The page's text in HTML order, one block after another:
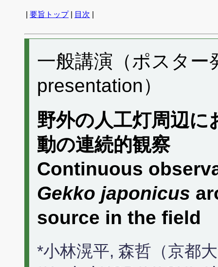
要旨トップ| 目次
一般講演（ポスタ
presentation）
野外の人工灯周辺
動の連続的観察
Continuous
Gekko japonicus
source in the field
*小林滉平, 森哲（京都